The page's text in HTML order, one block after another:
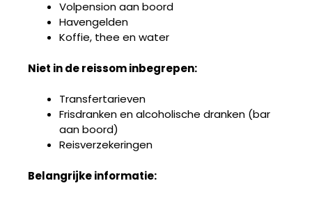
Volpension aan boord
Havengelden
Koffie, thee en water
Niet in de reissom inbegrepen:
Transfertarieven
Frisdranken en alcoholische dranken (bar
aan boord)
Reisverzekeringen
Belangrijke informatie: